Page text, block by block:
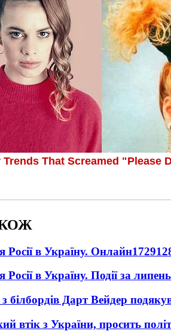
Росії в Україну. Онлайн1729
Росії в Україну. Події за
білбордів Дарт Вейдер
втік з України, просить